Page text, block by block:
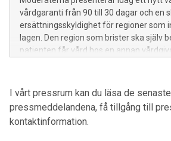
vårdgaranti från 90 till 30 dagar och en
ersättningsskyldighet för regioner som
lagen. Den region som brister ska själv
patienten får vård hos en annan
I vårt pressrum kan du läsa de senaste
pressmeddelandena, få tillgång till
kontaktinformation.